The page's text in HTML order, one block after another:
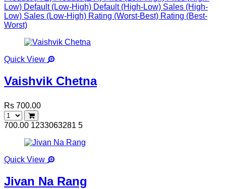
Low) Default (Low-High) Default (High-Low) Sales (High-
Low) Sales (Low-High) Rating (Worst-Best) Rating (Best-
Worst)
Quick View
Vaishvik Chetna
Rs 700.00
700.00 1233063281 5
Quick View
Jivan Na Rang